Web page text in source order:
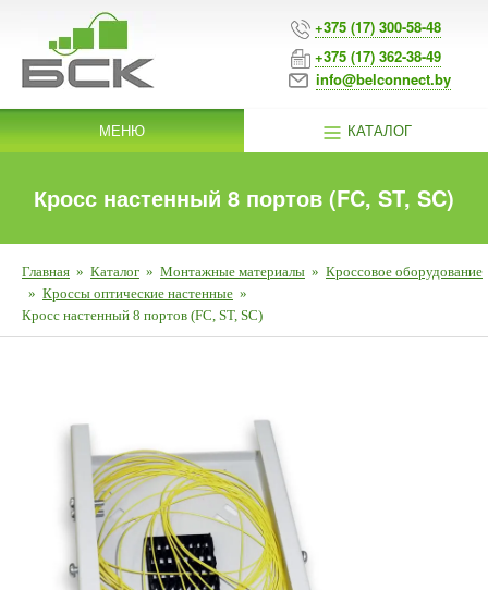
+375 (17) 300-58-48
+375 (17) 362-38-49
info@belconnect.by
МЕНЮ КАТАЛОГ
Кросс настенный 8 портов (FC, ST, SC)
Главная » Каталог » Монтажные материалы » Кроссовое оборудование
» Кроссы оптические настенные »
Кросс настенный 8 портов (FC, ST, SC)